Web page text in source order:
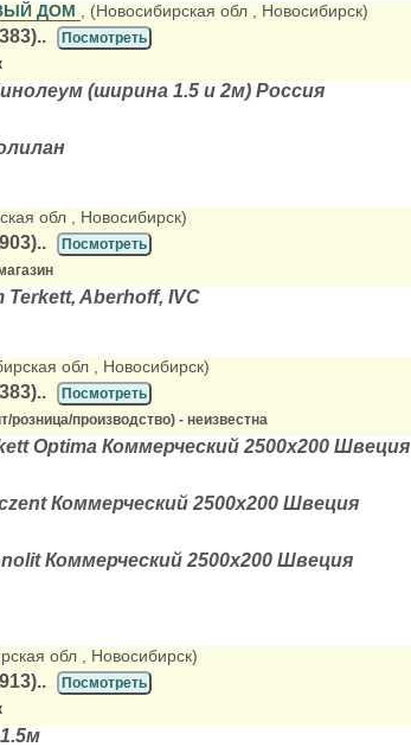
ДОМ , (Новосибирская обл , Новосибирск)
Посмотреть
(ширина 1.5 и 2м) Россия
обл , Новосибирск)
Посмотреть
Aberhoff, IVC
обл , Новосибирск)
Посмотреть
производство) - неизвестна
Optima Коммерческий 2500х200 Швеция
Коммерческий 2500х200 Швеция
Коммерческий 2500х200 Швеция
обл , Новосибирск)
Посмотреть